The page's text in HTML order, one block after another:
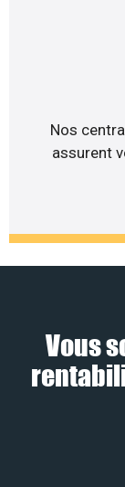
Nos
assurent
Vous